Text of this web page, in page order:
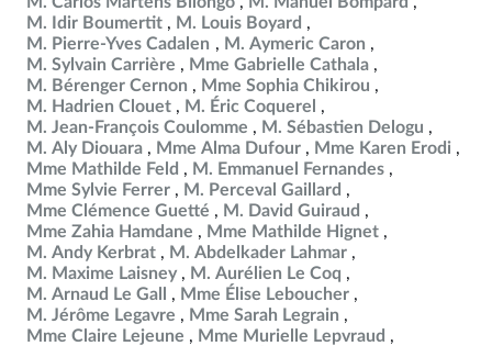
M. Idir Boumertit
M. Louis Boyard
M. Pierre-Yves Cadalen
M. Aymeric Caron
M. Sylvain Carrière
Mme Gabrielle Cathala
M. Bérenger Cernon
Mme Sophia Chikirou
M. Hadrien Clouet
M. Éric Coquerel
M. Jean-François Coulomme
M. Sébastien Delogu
M. Aly Diouara
Mme Alma Dufour
Mme Karen Erodi
Mme Mathilde Feld
M. Emmanuel Fernandes
Mme Sylvie Ferrer
M. Perceval Gaillard
Mme Clémence Guetté
M. David Guiraud
Mme Zahia Hamdane
Mme Mathilde Hignet
M. Andy Kerbrat
M. Abdelkader Lahmar
M. Maxime Laisney
M. Aurélien Le Coq
M. Arnaud Le Gall
Mme Élise Leboucher
M. Jérôme Legavre
Mme Sarah Legrain
Mme Claire Lejeune
Mme Murielle Lepvraud